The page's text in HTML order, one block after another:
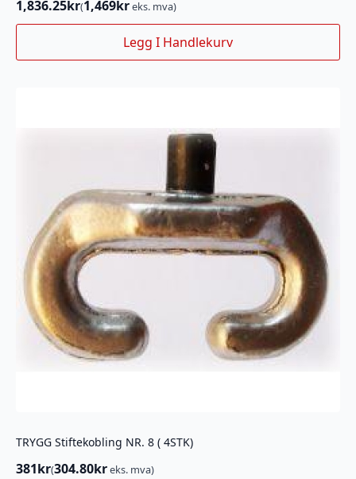
1,836.25kr(1,469kreks. mva)
Legg I Handlekurv
TRYGG Stiftekobling NR. 8 ( 4STK)
381kr(304.80kreks. mva)